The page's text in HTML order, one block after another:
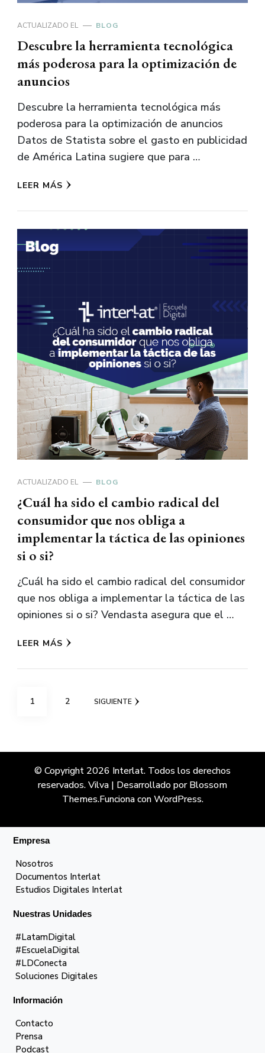
ACTUALIZADO EL BLOG
Descubre la herramienta tecnológica
más poderosa para la optimización de
anuncios
Descubre la herramienta tecnológica más
poderosa para la optimización de anuncios
Datos de Statista sobre el gasto en publicidad
de América Latina sugiere que para …
LEER MÁS
ACTUALIZADO EL BLOG
¿Cuál ha sido el cambio radical del
consumidor que nos obliga a
implementar la táctica de las opiniones
si o si?
¿Cuál ha sido el cambio radical del consumidor
que nos obliga a implementar la táctica de las
opiniones si o si? Vendasta asegura que el …
LEER MÁS
Paginación
PÁGINA
1 PÁGINA
2 SIGUIENTE
© Copyright 2026 Interlat. Todos los derechos
reservados.Vilva | Desarrollado porBlossom
Themes.Funciona conWordPress.
Empresa
Nosotros
Documentos Interlat
Estudios Digitales Interlat
Nuestras Unidades
#LatamDigital
#EscuelaDigital
#LDConecta
Soluciones Digitales
Información
Contacto
Prensa
Podcast